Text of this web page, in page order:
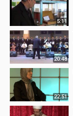
5:11
20:48
22:51